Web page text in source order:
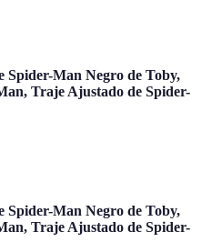
Man Negro de Toby,
Traje Ajustado de Spider-
Man Negro de Toby,
Traje Ajustado de Spider-